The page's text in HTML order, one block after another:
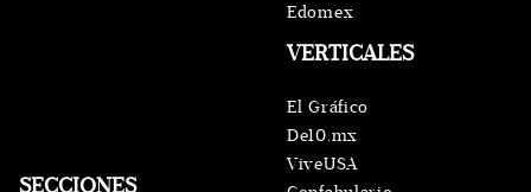
SECCIONES
VERTICALES
El Gráfico
De10.mx
ViveUSA
Edomex